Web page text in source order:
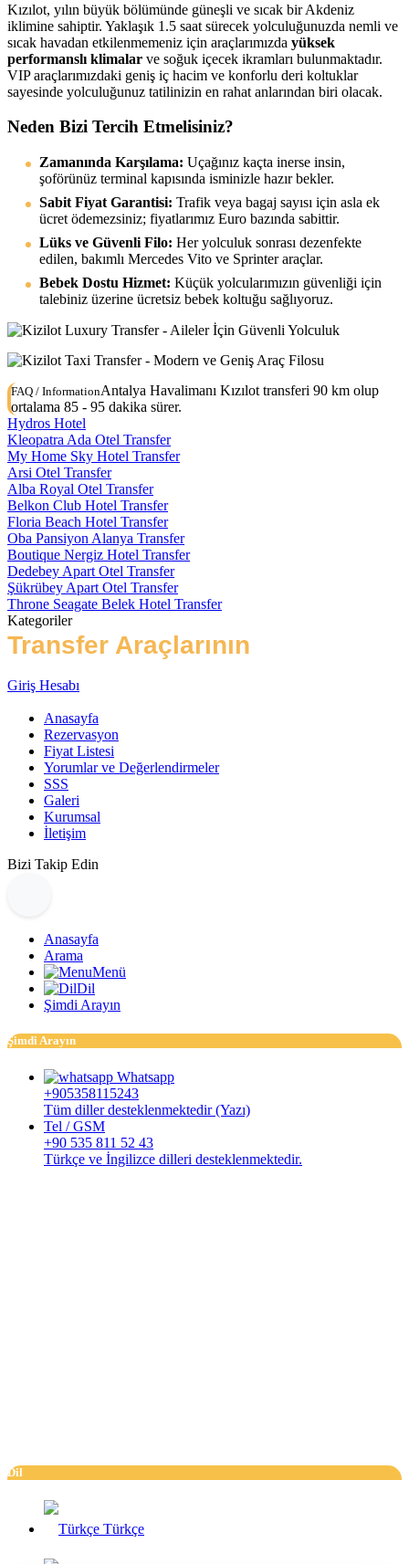
Kızılot, yılın büyük bölümünde güneşli ve sıcak bir Akdeniz
iklimine sahiptir. Yaklaşık 1.5 saat sürecek yolculuğunuzda nemli ve
sıcak havadan etkilenmemeniz için araçlarımızda yüksek
performanslı klimalar ve soğuk içecek ikramları bulunmaktadır.
VIP araçlarımızdaki geniş iç hacim ve konforlu deri koltuklar
sayesinde yolculuğunuz tatilinizin en rahat anlarından biri olacak.
Neden Bizi Tercih Etmelisiniz?
Zamanında Karşılama: Uçağınız kaçta inerse insin,
şoförünüz terminal kapısında isminizle hazır bekler.
Sabit Fiyat Garantisi: Trafik veya bagaj sayısı için asla ek
ücret ödemezsiniz; fiyatlarımız Euro bazında sabittir.
Lüks ve Güvenli Filo: Her yolculuk sonrası dezenfekte
edilen, bakımlı Mercedes Vito ve Sprinter araçlar.
Bebek Dostu Hizmet: Küçük yolcularımızın güvenliği için
talebiniz üzerine ücretsiz bebek koltuğu sağlıyoruz.
FAQ / InformationAntalya Havalimanı Kızılot transferi 90 km olup
ortalama 85 - 95 dakika sürer.
Hydros Hotel
Kleopatra Ada Otel Transfer
My Home Sky Hotel Transfer
Arsi Otel Transfer
Alba Royal Otel Transfer
Belkon Club Hotel Transfer
Floria Beach Hotel Transfer
Oba Pansiyon Alanya Transfer
Boutique Nergiz Hotel Transfer
Dedebey Apart Otel Transfer
Şükrübey Apart Otel Transfer
Throne Seagate Belek Hotel Transfer
Kategoriler
Transfer Araçlarının
Giriş Hesabı
Anasayfa
Rezervasyon
Fiyat Listesi
Yorumlar ve Değerlendirmeler
SSS
Galeri
Kurumsal
İletişim
Bizi Takip Edin
Anasayfa
Arama
Menü
Dil
Şimdi Arayın
Şimdi Arayın
Whatsapp
+905358115243
Tüm diller desteklenmektedir (Yazı)
Tel / GSM
+90 535 811 52 43
Türkçe ve İngilizce dilleri desteklenmektedir.
Dil
Türkçe